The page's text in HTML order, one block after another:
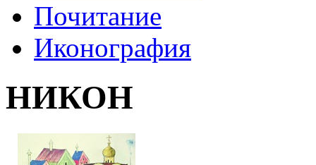
Почитание
Иконография
НИКОН